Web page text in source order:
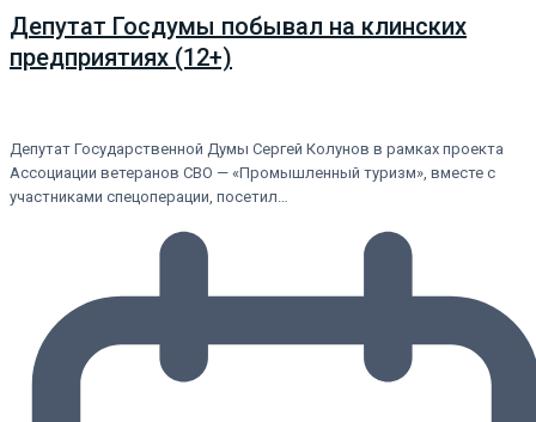
Депутат Госдумы побывал на клинских
предприятиях (12+)
Депутат Государственной Думы Сергей Колунов в рамках проекта
Ассоциации ветеранов СВО — «Промышленный туризм», вместе с
участниками спецоперации, посетил…